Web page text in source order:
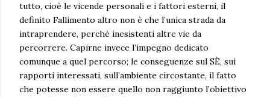
tutto, cioè le vicende personali e i fattori esterni, il
definito Fallimento altro non è che l’unica strada da
intraprendere, perchè inesistenti altre vie da
percorrere. Capirne invece l’impegno dedicato
comunque a quel percorso; le conseguenze sul SÈ, sui
rapporti interessati, sull’ambiente circostante, il fatto
che potesse non essere quello non raggiunto l’obiettivo